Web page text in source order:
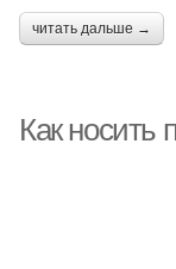
читать дальше →
Как носить